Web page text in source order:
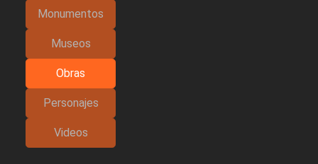
Monumentos
Museos
Obras
Personajes
Videos